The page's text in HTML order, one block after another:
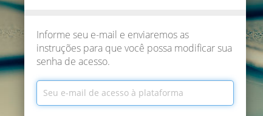
Informe seu e-mail e enviaremos as
instruções para que você possa modificar sua
senha de acesso.